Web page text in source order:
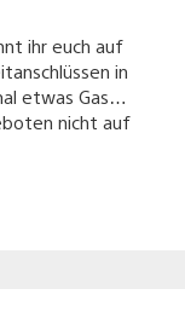
ihr euch auf
in
etwas Gas…
nicht auf